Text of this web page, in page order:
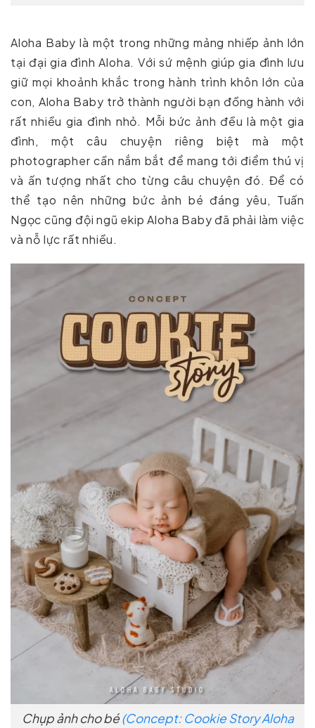
Aloha Baby là một trong những mảng nhiếp ảnh lớn
tại đại gia đình Aloha. Với sứ mệnh giúp gia đình lưu
giữ mọi khoảnh khắc trong hành trình khôn lớn của
con, Aloha Baby trở thành người bạn đồng hành với
rất nhiều gia đình nhỏ. Mỗi bức ảnh đều là một gia
đình, một câu chuyện riêng biệt mà một
photographer cần nắm bắt để mang tới điểm thú vị
và ấn tượng nhất cho từng câu chuyện đó. Để có
thể tạo nên những bức ảnh bé đáng yêu, Tuấn
Ngọc cũng đội ngũ ekip Aloha Baby đã phải làm việc
và nỗ lực rất nhiều.
Chụp ảnh cho bé(Concept: Cookie Story Aloha